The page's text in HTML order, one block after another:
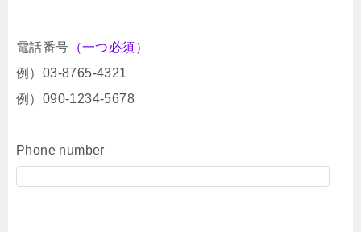
電話番号 （一つ必須）
例）03-8765-4321
例）090-1234-5678
Phone number